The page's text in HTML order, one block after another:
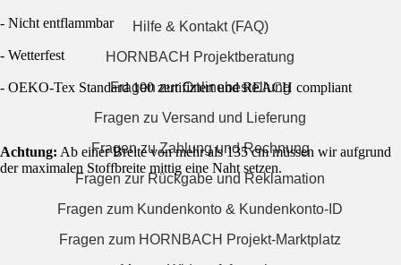
- Nicht entflammbar
- Wetterfest
- OEKO-Tex Standard 100 zertifiziert und REACH compliant
Achtung: Ab einer Breite von mehr als 135 cm müssen wir aufgrund
der maximalen Stoffbreite mittig eine Naht setzen.
Hilfe & Kontakt (FAQ)
HORNBACH Projektberatung
Fragen zur Onlinebestellung
Fragen zu Versand und Lieferung
Fragen zu Zahlung und Rechnung
Fragen zur Rückgabe und Reklamation
Fragen zum Kundenkonto & Kundenkonto-ID
Fragen zum HORNBACH Projekt-Marktplatz